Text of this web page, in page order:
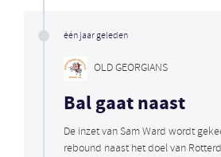
één jaar geleden
OLD GEORGIANS
Bal gaat naast
De inzet van Sam Ward wordt
rebound naast het doel van